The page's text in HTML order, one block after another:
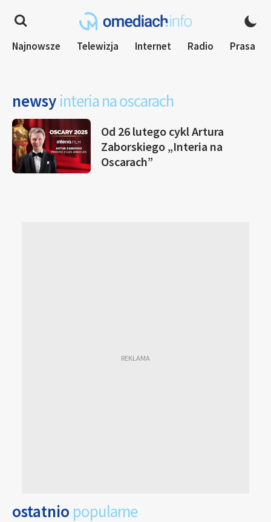
Najnowsze Telewizja Internet Radio Prasa
newsy interia na oscarach
Od 26 lutego cykl Artura
Zaborskiego „Interia na
Oscarach”
ostatnio popularne